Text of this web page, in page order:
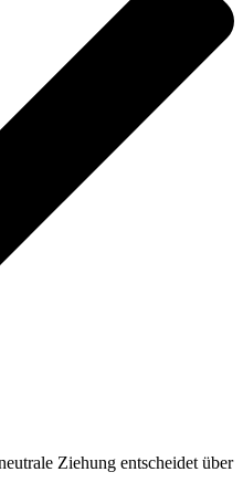
Ziehung entscheidet über